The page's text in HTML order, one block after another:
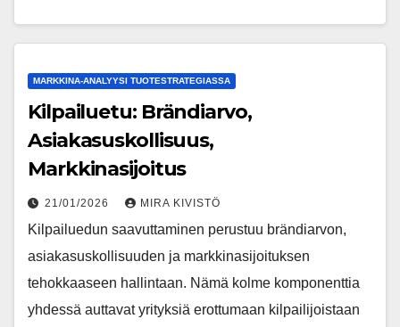
MARKKINA-ANALYYSI TUOTESTRATEGIASSA
Kilpailuetu: Brändiarvo,
Asiakasuskollisuus,
Markkinasijoitus
21/01/2026 MIRA KIVISTÖ
Kilpailuedun saavuttaminen perustuu brändiarvon,
asiakasuskollisuuden ja markkinasijoituksen
tehokkaaseen hallintaan. Nämä kolme komponenttia
yhdessä auttavat yrityksiä erottumaan kilpailijoistaan